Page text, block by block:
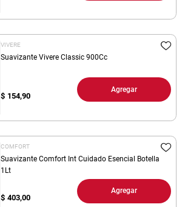
VIVERE
Suavizante Vivere Classic 900Cc
$ 154,90
Agregar
COMFORT
Suavizante Comfort Int Cuidado Esencial Botella
1Lt
$ 403,00
Agregar